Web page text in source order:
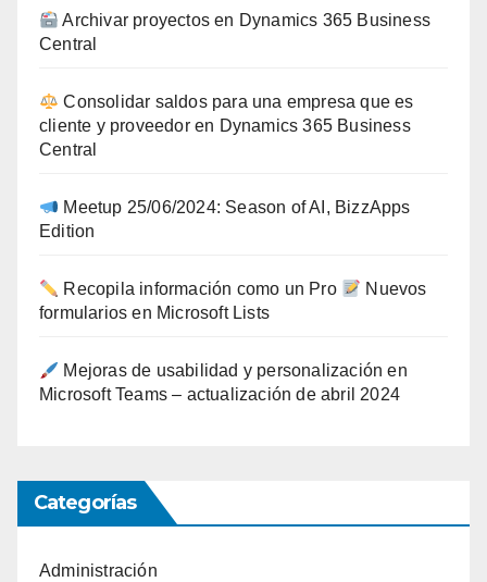
Archivar proyectos en Dynamics 365 Business
Central
Consolidar saldos para una empresa que es
cliente y proveedor en Dynamics 365 Business
Central
Meetup 25/06/2024: Season of AI, BizzApps
Edition
Recopila información como un Pro
Nuevos
formularios en Microsoft Lists
Mejoras de usabilidad y personalización en
Microsoft Teams – actualización de abril 2024
Categorías
Administración